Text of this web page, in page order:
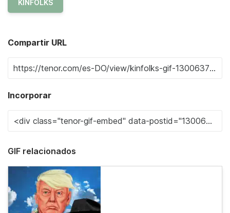
KINFOLKS
Compartir URL
Incorporar
GIF relacionados